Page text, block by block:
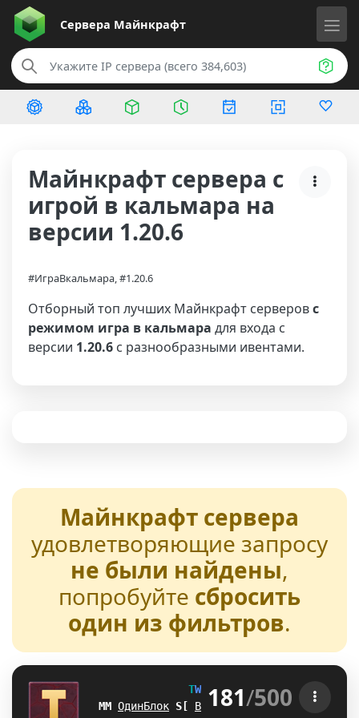
Сервера Майнкрафт
Майнкрафт сервера с
игрой в кальмара на
версии 1.20.6
#ИграВкальмара, #1.20.6
Отборный топ лучших Майнкрафт серверовс
режимом игра в кальмара для входа с
версии 1.20.6 с разнообразными ивентами.
Майнкрафт сервера
удовлетворяющие запросу
не были найдены,
попробуйте сбросить
один из фильтров.
TW NT UR E
[1.21-26.2]
G^ ОдинБлок I Y Выживание _X БедВарс
181/500